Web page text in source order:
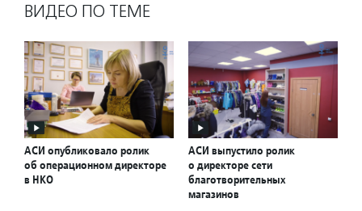
ВИДЕО ПО ТЕМЕ
АСИ опубликовало ролик
об операционном директоре
в НКО
АСИ выпустило ролик
о директоре сети
благотворительных
магазинов